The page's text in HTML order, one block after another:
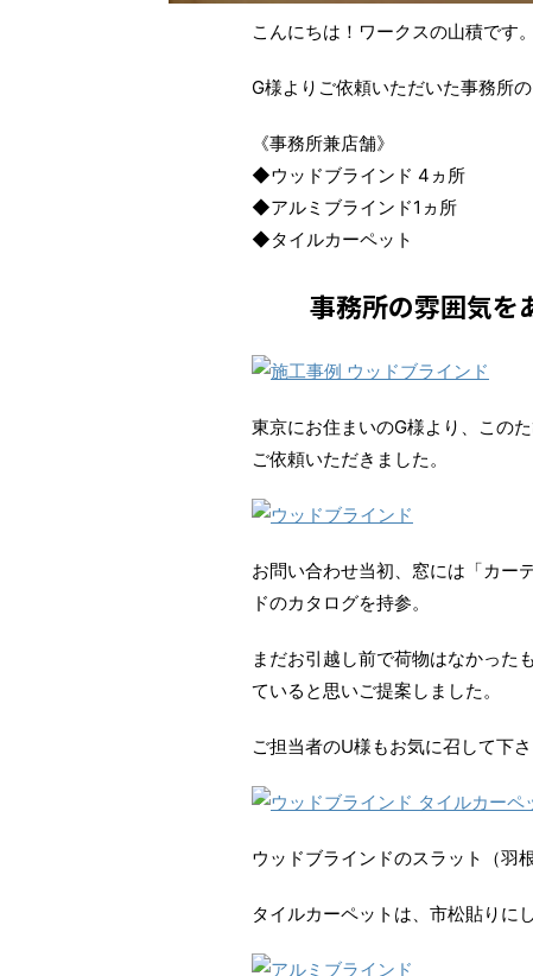
こんにちは！ワークスの山積です。
G様よりご依頼いただいた事務所
《事務所兼店舗》
◆ウッドブラインド 4ヵ所
◆アルミブラインド1ヵ所
◆タイルカーペット
事務所の雰囲気を
東京にお住まいのG様より、この
ご依頼いただきました。
お問い合わせ当初、窓には「カー
ドのカタログを持参。
まだお引越し前で荷物はなかった
ていると思いご提案しました。
ご担当者のU様もお気に召して下
ウッドブラインドのスラット（羽
タイルカーペットは、市松貼りに